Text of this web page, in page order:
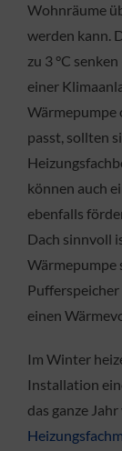
Wohnräume
werden kann.
zu 3 °C
einer
Wärmepumpe
passt, sollten
können auch
ebenfalls
Dach sinnvoll
Wärmepumpe
Pufferspeicher
einen
Im Winter
Installation
das ganze